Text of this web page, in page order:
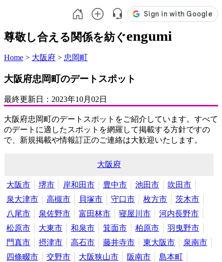
尊敬し合える関係を紡ぐengumi
Home > 大阪府 > 忠岡町
大阪府忠岡町のデートスポット
最終更新日： 2023年10月02日
大阪府忠岡町のデートスポットをご紹介しています。すべて
のデートに適したスポットを網羅して掲載する方針ですの
で、新規掲載や情報訂正のご連絡は大歓迎いたします。
大阪府
大阪市 堺市 岸和田市 豊中市 池田市
吹田市
泉大津市
高槻市 貝塚市 守口市 枚方市
茨木市
八尾市
泉佐野市 富田林市 寝屋川市
河内長野市
松原市
大東市 和泉市 箕面市 柏原市
羽曳野市
門真市
摂津市 高石市 藤井寺市 東大阪市
泉南市
四條畷市
交野市 大阪狭山市 阪南市
島本町